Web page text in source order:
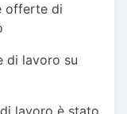
offerte di
di lavoro su